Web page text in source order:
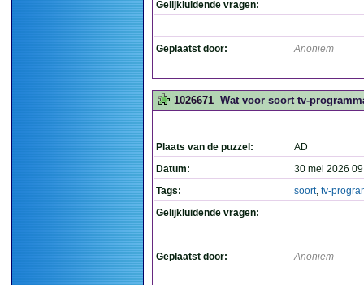
Gelijkluidende vragen:
Geplaatst door: Anoniem
1026671 Wat voor soort tv-
Plaats van de puzzel:
AD
Datum:
30 mei 2026
Tags:
soort, tv-
Gelijkluidende vragen:
Geplaatst door: Anoniem